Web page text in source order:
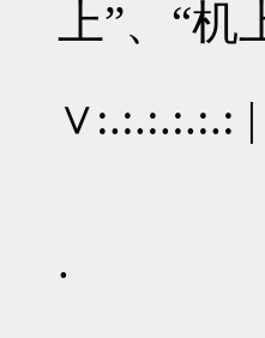
上”、“
∨:.:.:.:.:.: |
. 八
＼ﾄ